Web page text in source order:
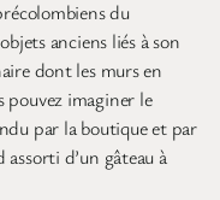
du
anciens liés à son
dont les murs en
imaginer le
par la boutique et par
d’un gâteau à